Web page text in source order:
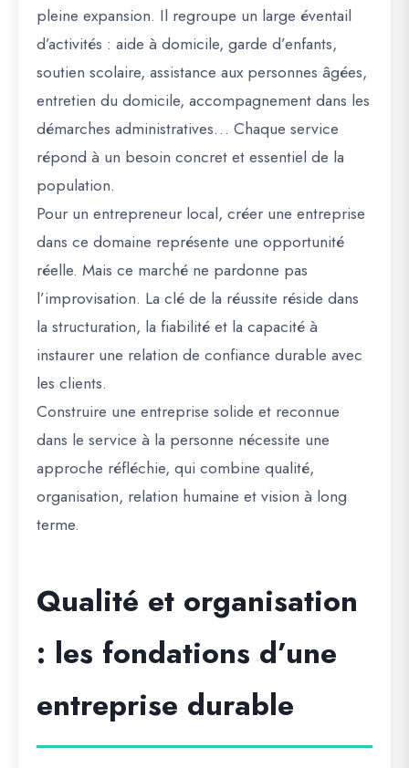
pleine expansion. Il regroupe un large éventail
d’activités : aide à domicile, garde d’enfants,
soutien scolaire, assistance aux personnes âgées,
entretien du domicile, accompagnement dans les
démarches administratives… Chaque service
répond à un besoin concret et essentiel de la
population.
Pour un entrepreneur local, créer une entreprise
dans ce domaine représente une opportunité
réelle. Mais ce marché ne pardonne pas
l’improvisation. La clé de la réussite réside dans
la structuration, la fiabilité et la capacité à
instaurer une relation de confiance durable avec
les clients.
Construire une entreprise solide et reconnue
dans le service à la personne nécessite une
approche réfléchie, qui combine qualité,
organisation, relation humaine et vision à long
terme.
Qualité et organisation
: les fondations d’une
entreprise durable